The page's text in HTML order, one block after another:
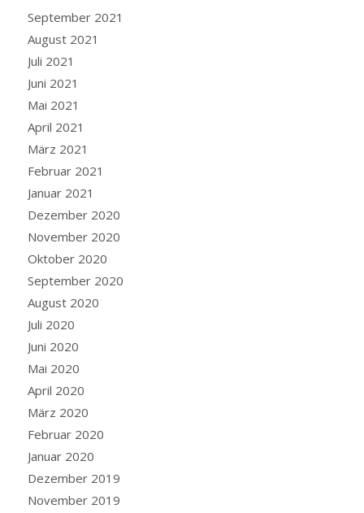
September 2021
August 2021
Juli 2021
Juni 2021
Mai 2021
April 2021
März 2021
Februar 2021
Januar 2021
Dezember 2020
November 2020
Oktober 2020
September 2020
August 2020
Juli 2020
Juni 2020
Mai 2020
April 2020
März 2020
Februar 2020
Januar 2020
Dezember 2019
November 2019